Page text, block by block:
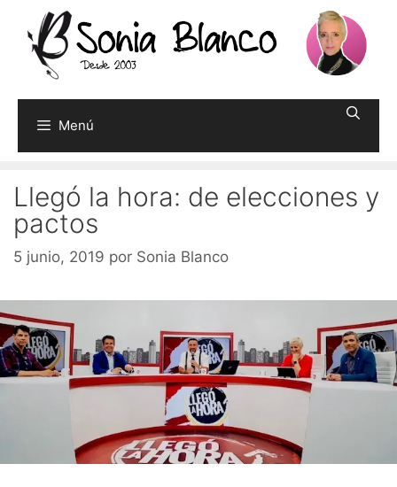
contenido
Menú
Llegó la hora: de elecciones y
pactos
5 junio, 2019 por Sonia Blanco